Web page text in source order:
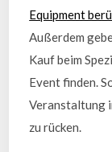
Equipment
Außerdem
Kauf beim
Event finden.
Veranstaltung
zu rücken.